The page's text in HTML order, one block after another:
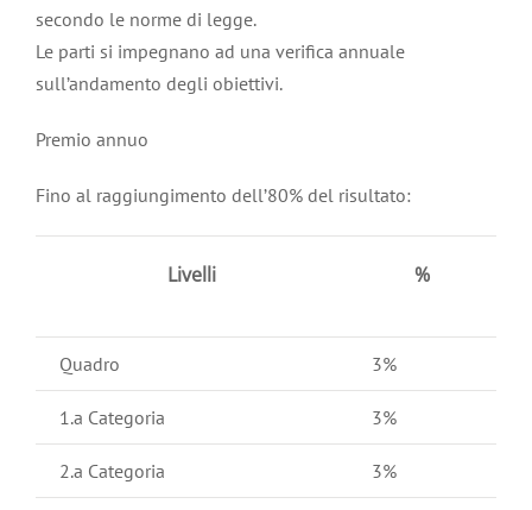
secondo le norme di legge.
Le parti si impegnano ad una verifica annuale
sull’andamento degli obiettivi.
Premio annuo
Fino al raggiungimento dell’80% del risultato:
Livelli %
Quadro 3%
1.a Categoria 3%
2.a Categoria 3%